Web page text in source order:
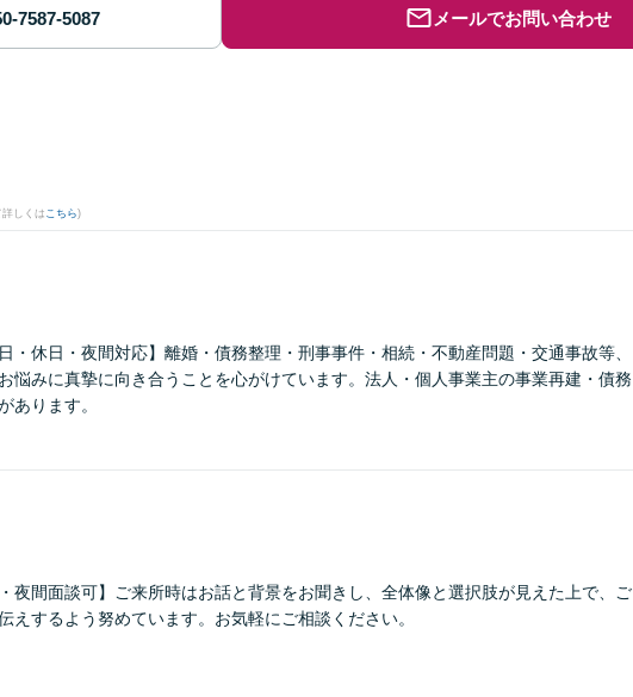
メールでお問い合わせ
しくはこちら)
・休日・夜間対応】離婚・債務整理・刑事事件・相続・不動産問題・交通事故等、
悩みに真摯に向き合うことを心がけています。法人・個人事業主の事業再建・債務
あります。
夜間面談可】ご来所時はお話と背景をお聞きし、全体像と選択肢が見えた上で、ご
えするよう努めています。お気軽にご相談ください。